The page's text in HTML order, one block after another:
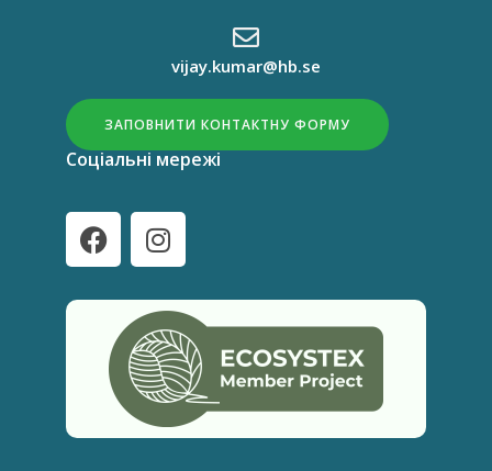
vijay.kumar@hb.se
ЗАПОВНИТИ КОНТАКТНУ ФОРМУ
Соціальні мережі